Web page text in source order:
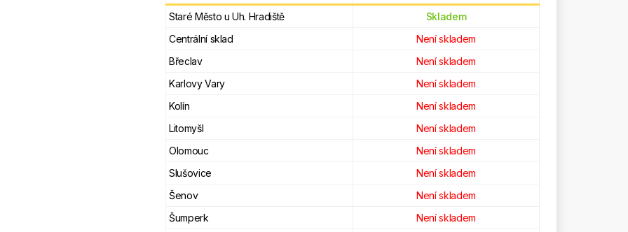
Staré Město u Uh. Hradiště
Skladem
Centrální sklad
Není skladem
Břeclav
Není skladem
Karlovy Vary
Není skladem
Kolín
Není skladem
Litomyšl
Není skladem
Olomouc
Není skladem
Slušovice
Není skladem
Šenov
Není skladem
Šumperk
Není skladem